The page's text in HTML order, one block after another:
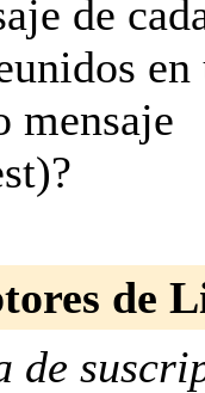
de
en
mensaje
de
de